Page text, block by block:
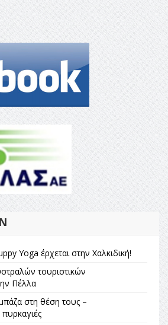
Yoga έρχεται στην Χαλκιδική!
τουριστικών
Πέλλα
στη θέση τους –